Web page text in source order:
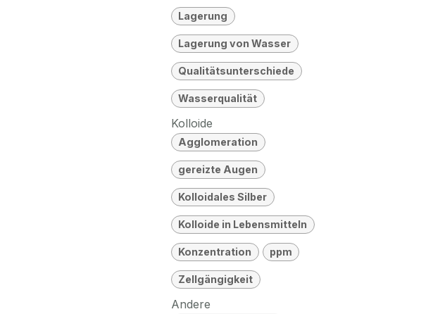
Lagerung
Lagerung von Wasser
Qualitätsunterschiede
Wasserqualität
Kolloide
Agglomeration
gereizte Augen
Kolloidales Silber
Kolloide in Lebensmitteln
Konzentration ppm
Zellgängigkeit
Andere